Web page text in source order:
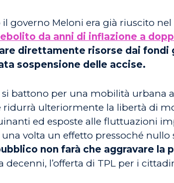
il governo Meloni era già riuscito
da anni di inflazione a
direttamente risorse dai fondi
sospensione delle accise.
battono per una mobilità urbana
ridurrà ulteriormente la libertà di
ed esposte alle fluttuazioni
volta un effetto pressoché
non farà che aggravare la
l’offerta di TPL per i